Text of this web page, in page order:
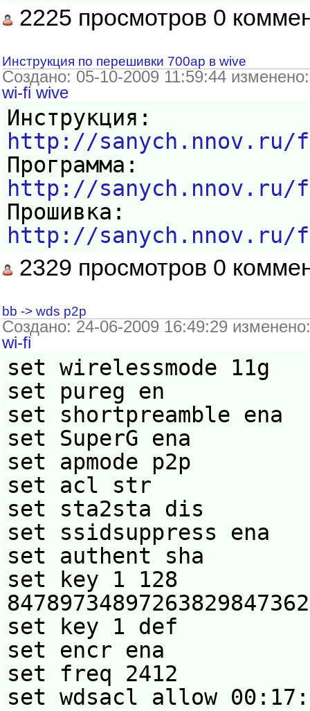
2225 просмотров 0
Инструкция по перешивки 700ap в wive
Создано: 05-10-2009 11:59:44
wi-fi wive
Инструкция:
http://
Программа:
http://sanych.nnov.ru/
Прошивка:
http://sanych.nnov.ru/
2329 просмотров 0
bb -> wds p2p
Создано: 24-06-2009 16:49:29
wi-fi
set wirelessmode 11g
set pureg en
set shortpreamble ena
set SuperG ena
set apmode p2p
set acl str
set sta2sta dis
set ssidsuppress ena
set authent sha
set key 1 128
set key 1 def
set encr ena
set freq 2412
set wdsacl allow